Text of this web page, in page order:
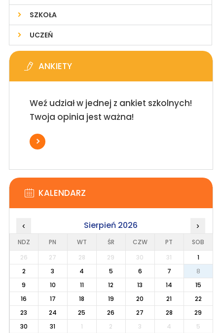
SZKOŁA
UCZEŃ
ANKIETY
Weź udział w jednej z ankiet szkolnych!
Twoja opinia jest ważna!
KALENDARZ
‹ Sierpień 2026 ›
NDZ PN WT ŚR CZW PT
SOB
26
27 28 29 30 31
1
2
3 4 5 6 7
8
9
10 11 12 13 14
15
16
17 18 19 20 21
22
23
24 25 26 27 28
29
30
31 1 2 3 4 5